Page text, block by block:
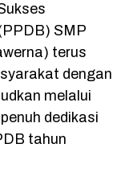
c
e
b
o
o
k
a
t
s
A
p
p
l
e
g
r
a
e
SMP
terus
dengan
melalui
dedikasi
tahun